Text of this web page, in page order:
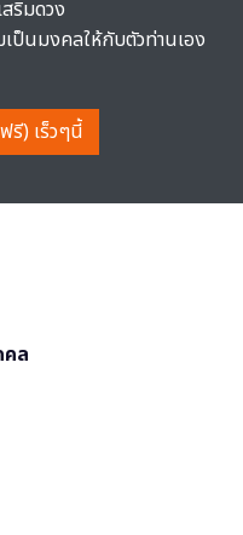
ริมดวง
ป็นมงคลให้กับตัวท่านเอง
รี) เร็วๆนี้
ล